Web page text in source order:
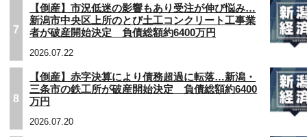
7
【倒産】市況低迷の影響もあり受注が伸び悩み…
新潟市中央区上所のとび土工コンクリート工事業
者が破産開始決定 負債総額約6400万円
2026.07.22
8
【倒産】赤字決算により債務超過に転落…新潟・
三条市の鉄工所が破産開始決定 負債総額約6400
万円
2026.07.20